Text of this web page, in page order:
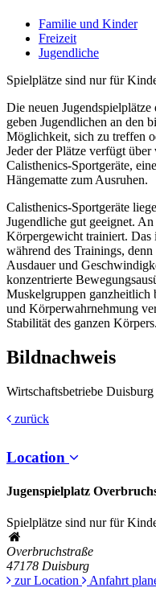
Familie und Kinder
Freizeit
Jugendliche
Spielplätze sind nur für
Die neuen
geben Jugendlichen an den
Möglichkeit, sich zu treffen
Jeder der Plätze verfügt
Calisthenics-Sportgeräte,
Hängematte zum Ausruhen.
Calisthenics-Sportgeräte
Jugendliche gut geeignet.
Körpergewicht trainiert. Das
während des Trainings,
Ausdauer und
konzentrierte
Muskelgruppen ganzheitlich
und Körperwahrnehmung
Stabilität des ganzen Körpers.
Bildnachweis
Wirtschaftsbetriebe Duisburg
zurück
Location
Jugenspielplatz
Spielplätze sind nur für
Overbruchstraße
47178 Duisburg
zur Location
Anfahrt